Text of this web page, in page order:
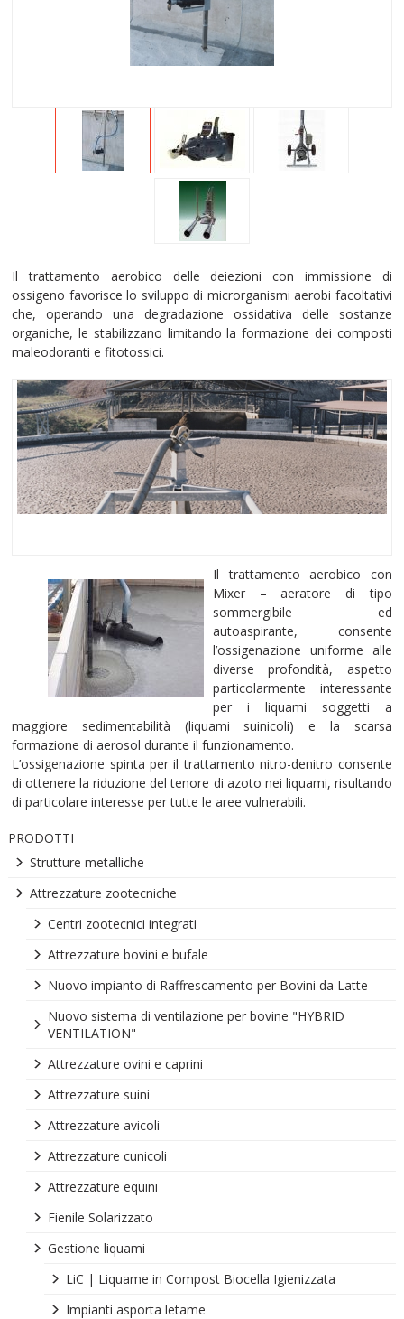
Il trattamento aerobico delle deiezioni con immissione di
ossigeno favorisce lo sviluppo di microrganismi aerobi facoltativi
che, operando una degradazione ossidativa delle sostanze
organiche, le stabilizzano limitando la formazione dei composti
maleodoranti e fitotossici.
Il trattamento aerobico con
Mixer – aeratore di tipo
sommergibile ed
autoaspirante, consente
l’ossigenazione uniforme alle
diverse profondità, aspetto
particolarmente interessante
per i liquami soggetti a
maggiore sedimentabilità (liquami suinicoli) e la scarsa
formazione di aerosol durante il funzionamento.
L’ossigenazione spinta per il trattamento nitro-denitro consente
di ottenere la riduzione del tenore di azoto nei liquami, risultando
di particolare interesse per tutte le aree vulnerabili.
PRODOTTI
Strutture metalliche
Attrezzature zootecniche
Centri zootecnici integrati
Attrezzature bovini e bufale
Nuovo impianto di Raffrescamento per Bovini da Latte
Nuovo sistema di ventilazione per bovine "HYBRID
VENTILATION"
Attrezzature ovini e caprini
Attrezzature suini
Attrezzature avicoli
Attrezzature cunicoli
Attrezzature equini
Fienile Solarizzato
Gestione liquami
LiC | Liquame in Compost Biocella Igienizzata
Impianti asporta letame